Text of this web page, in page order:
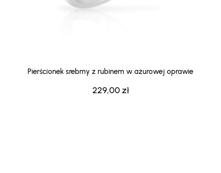
229,00 zł
Pierścionek srebrny z rubinem w ażurowej oprawie